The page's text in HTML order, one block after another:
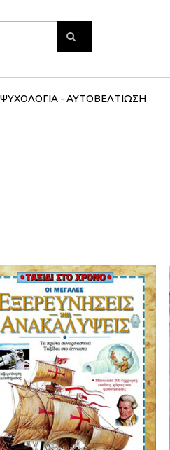
ΨΥΧΟΛΟΓΙΑ - ΑΥΤΟΒΕΛΤΙΩΣΗ